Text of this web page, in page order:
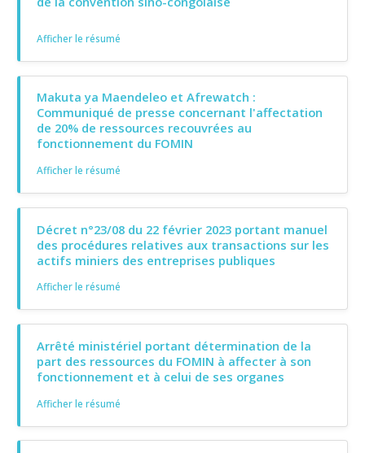
Afficher le résumé
Makuta ya Maendeleo et Afrewatch :
Communiqué de presse concernant l'affectation
de 20% de ressources recouvrées au
fonctionnement du FOMIN
Afficher le résumé
Décret n°23/08 du 22 février 2023 portant manuel
des procédures relatives aux transactions sur les
actifs miniers des entreprises publiques
Afficher le résumé
Arrêté ministériel portant détermination de la
part des ressources du FOMIN à affecter à son
fonctionnement et à celui de ses organes
Afficher le résumé